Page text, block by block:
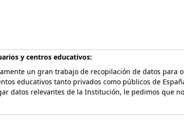
y centros educativos:
un gran trabajo de recopilación de datos para
educativos tanto privados como públicos de
datos relevantes de la Institución, le pedimos que